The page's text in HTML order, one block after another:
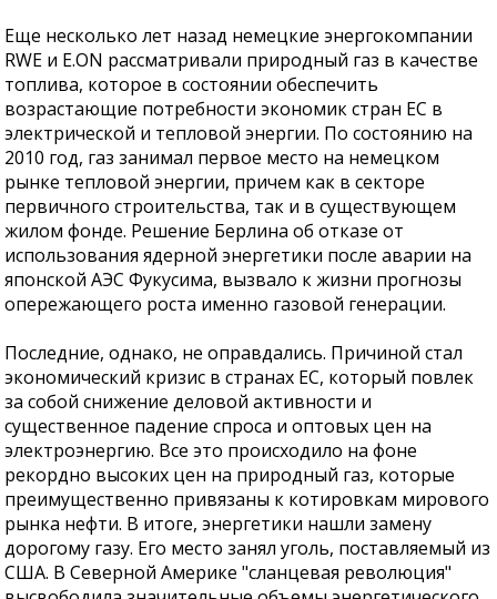
Еще несколько лет назад немецкие энергокомпании
RWE и E.ON рассматривали природный газ в качестве
топлива, которое в состоянии обеспечить
возрастающие потребности экономик стран ЕС в
электрической и тепловой энергии. По состоянию на
2010 год, газ занимал первое место на немецком
рынке тепловой энергии, причем как в секторе
первичного строительства, так и в существующем
жилом фонде. Решение Берлина об отказе от
использования ядерной энергетики после аварии на
японской АЭС Фукусима, вызвало к жизни прогнозы
опережающего роста именно газовой генерации.
Последние, однако, не оправдались. Причиной стал
экономический кризис в странах ЕС, который повлек
за собой снижение деловой активности и
существенное падение спроса и оптовых цен на
электроэнергию. Все это происходило на фоне
рекордно высоких цен на природный газ, которые
преимущественно привязаны к котировкам мирового
рынка нефти. В итоге, энергетики нашли замену
дорогому газу. Его место занял уголь, поставляемый из
США. В Северной Америке "сланцевая революция"